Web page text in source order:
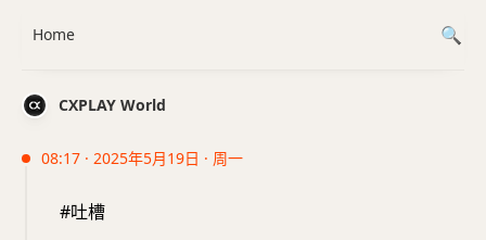
CXPLAY World
08:17 · 2025年5月19日 · 周一
#吐槽
Home